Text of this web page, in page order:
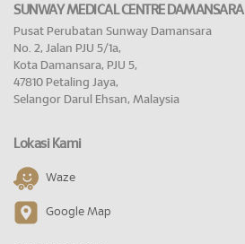
SUNWAY MEDICAL CENTRE DAMANSARA
Pusat Perubatan Sunway Damansara
No. 2, Jalan PJU 5/1a,
Kota Damansara, PJU 5,
47810 Petaling Jaya,
Selangor Darul Ehsan, Malaysia
Lokasi Kami
Waze
Google Map